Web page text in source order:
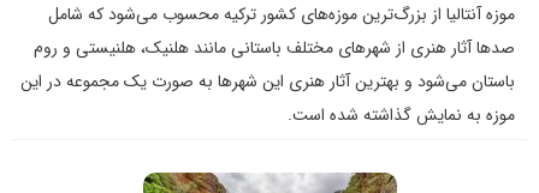
موزه آنتالیا از بزرگ‌ترین موزه‌های کشور ترکیه محسوب می‌شود که شامل
صد‌ها آثار هنری از شهر‌های مختلف باستانی مانند هلنیک، هلنیستی و روم
باستان می‌شود و بهترین آثار هنری این شهر‌ها به صورت یک مجموعه در این
موزه به نمایش گذاشته شده است.